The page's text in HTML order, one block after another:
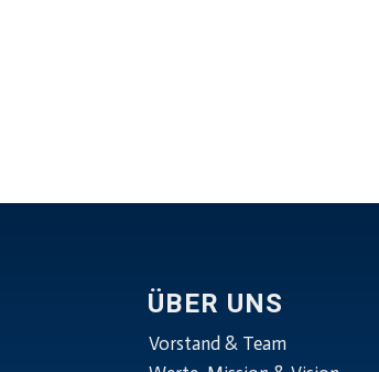
ÜBER UNS
Vorstand & Team